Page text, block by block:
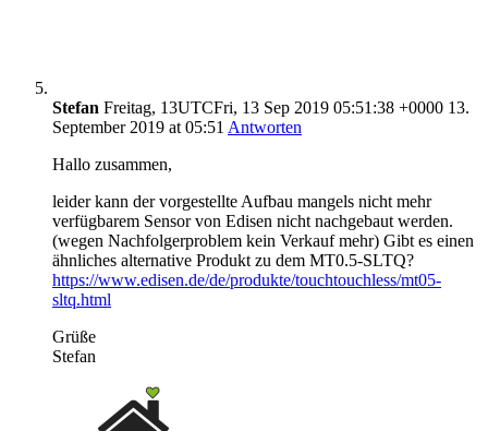
Stefan Freitag, 13UTCFri, 13 Sep 2019 05:51:38 +0000 13.
September 2019 at 05:51 Antworten
Hallo zusammen,
leider kann der vorgestellte Aufbau mangels nicht mehr
verfügbarem Sensor von Edisen nicht nachgebaut werden.
(wegen Nachfolgerproblem kein Verkauf mehr) Gibt es einen
ähnliches alternative Produkt zu dem MT0.5-SLTQ?
https://www.edisen.de/de/produkte/touchtouchless/mt05-
sltq.html
Grüße
Stefan